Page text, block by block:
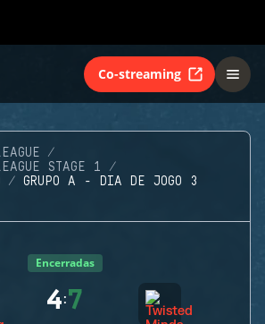
Co-streaming
STAGE 1
GRUPO A - DIA DE JOGO 3
Encerradas
4:7